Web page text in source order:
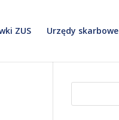
ZUS Urzędy skarbowe